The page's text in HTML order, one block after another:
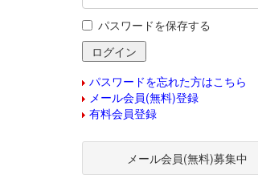
パスワードを保存する
パスワードを忘れた方はこちら
メール会員(無料)登録
有料会員登録
メール会員(無料)募集中